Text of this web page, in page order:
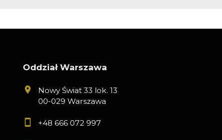
Oddział Warszawa
Nowy Świat 33 lok. 13
00-029 Warszawa
+48 666 072 997